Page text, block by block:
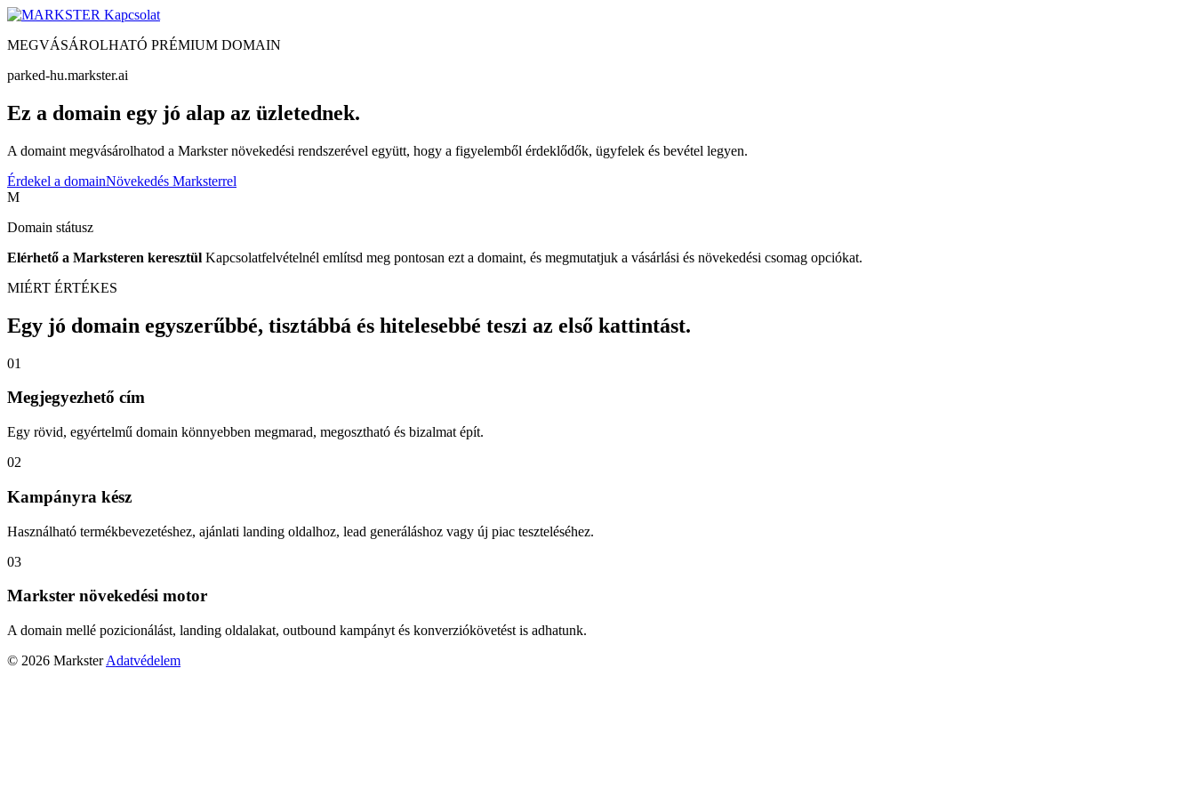
Kapcsolat
MEGVÁSÁROLHATÓ PRÉMIUM DOMAIN
parked-hu.markster.ai
Ez a domain egy jó alap az üzletednek.
A domaint megvásárolhatod a Markster növekedési rendszerével együtt, hogy a figyelemből érdeklődők, ügyfelek és bevétel legyen.
Érdekel a domainNövekedés Marksterrel
M
Domain státusz
Elérhető a Marksteren keresztül Kapcsolatfelvételnél említsd meg pontosan ezt a domaint, és megmutatjuk a vásárlási és növekedési csomag opciókat.
MIÉRT ÉRTÉKES
Egy jó domain egyszerűbbé, tisztábbá és hitelesebbé teszi az első kattintást.
01
Megjegyezhető cím
Egy rövid, egyértelmű domain könnyebben megmarad, megosztható és bizalmat épít.
02
Kampányra kész
Használható termékbevezetéshez, ajánlati landing oldalhoz, lead generáláshoz vagy új piac teszteléséhez.
03
Markster növekedési motor
A domain mellé pozicionálást, landing oldalakat, outbound kampányt és konverziókövetést is adhatunk.
© 2026 Markster Adatvédelem